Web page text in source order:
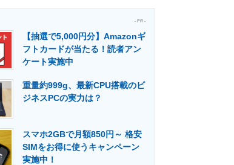
マーケ×ITの今がよく分かる
建設×テクノロジーの最前線
- PR -
【抽選で5,000円分】Amazonギ
フトカードが当たる！読者アン
ケート実施中
重量約999g、最新CPU搭載のビ
ジネスPCの実力は？
スマホ2GBで月額850円～ 格安
SIMをお得に使うキャンペーン
実施中！